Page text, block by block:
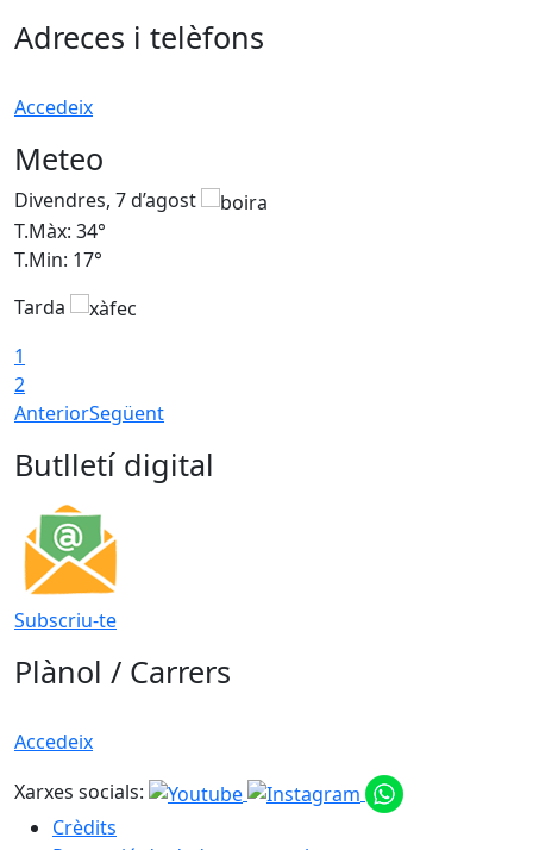
Adreces i telèfons
Accedeix
Meteo
Divendres, 7 d’agost
T.Màx: 34°
T.Min: 17°
Tarda
1
2
AnteriorSegüent
Butlletí digital
Subscriu-te
Plànol / Carrers
Accedeix
Xarxes socials:
Crèdits